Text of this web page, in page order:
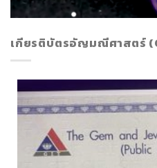
เกียรติบัตรอัญมณีศาสตร์